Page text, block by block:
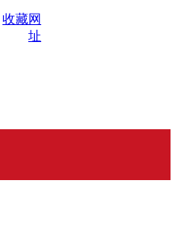
收藏网
址